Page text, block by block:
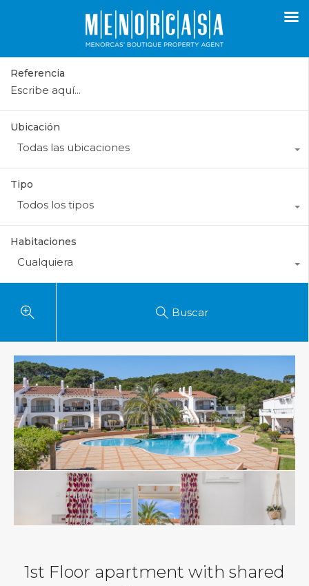
Referencia
Ubicación
Todas las ubicaciones
Tipo
Todos los tipos
Habitaciones
Cualquiera
Buscar
1st Floor apartment with shared